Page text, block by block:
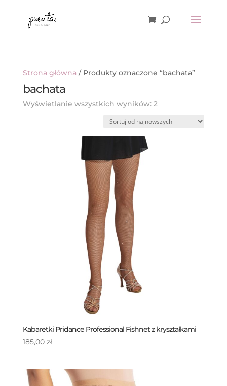
Strona główna / Produkty oznaczone “bachata”
bachata
Wyświetlanie wszystkich wyników: 2Posortowane
najnowszych
Kabaretki Pridance Professional Fishnet z kryształkami
185,00 zł